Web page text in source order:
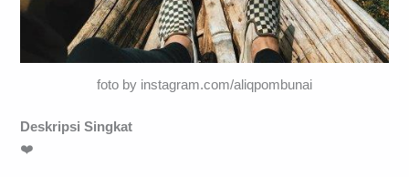
foto by instagram.com/aliqpombunai
Deskripsi Singkat
❤️